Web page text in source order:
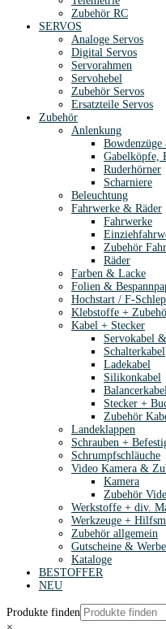
Zubehör RC
SERVOS
Analoge Servos
Digital Servos
Servorahmen
Servohebel
Zubehör Servos
Ersatzteile Servos
Zubehör
Anlenkung
Bowdenzüge
Gabelköpfe,
Ruderhörner
Scharniere
Beleuchtung
Fahrwerke & Räder
Fahrwerke
Zubehör
Räder
Farben & Lacke
Folien &
Hochstart / F-
Klebstoffe +
Kabel + Stecker
Servokabel
Schalterkabel
Ladekabel
Silikonkabel
Stecker +
Zubehör
Landeklappen
Schrauben +
Schrumpfschläuche
Video Kamera &
Kamera
Zubehör
Werkstoffe + div.
Werkzeuge +
Zubehör allgemein
Gutscheine &
Kataloge
BESTOFFER
NEU
Produkte finden